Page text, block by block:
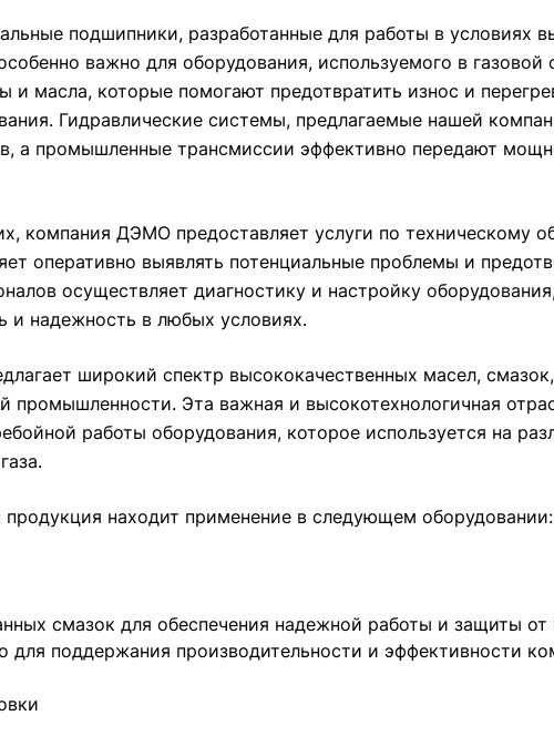
подшипники, разработанные для работы в условиях
важно для оборудования, используемого в
и масла, которые помогают предотвратить износ и
Гидравлические системы, предлагаемые нашей
а промышленные трансмиссии эффективно передают
компания ДЭМО предоставляет услуги по техническому
оперативно выявлять потенциальные проблемы и
осуществляет диагностику и настройку
и надежность в любых условиях.
широкий спектр высококачественных масел,
промышленности. Эта важная и высокотехнологичная
работы оборудования, которое используется на
находит применение в следующем оборудовании:
смазок для обеспечения надежной работы и защиты
для поддержания производительности и эффективности